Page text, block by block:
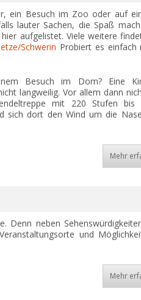
ein Besuch im Zoo oder auf
lauter Sachen, die Spaß
aufgelistet. Viele weitere
Schwerin Probiert es einfach
Besuch im Dom? Eine
langweilig. Vor allem dann
mit 220 Stufen bis
sich dort den Wind um die
Mehr
Denn neben
und
Mehr